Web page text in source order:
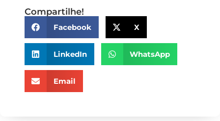
Compartilhe!
Facebook X
LinkedIn WhatsApp
Email